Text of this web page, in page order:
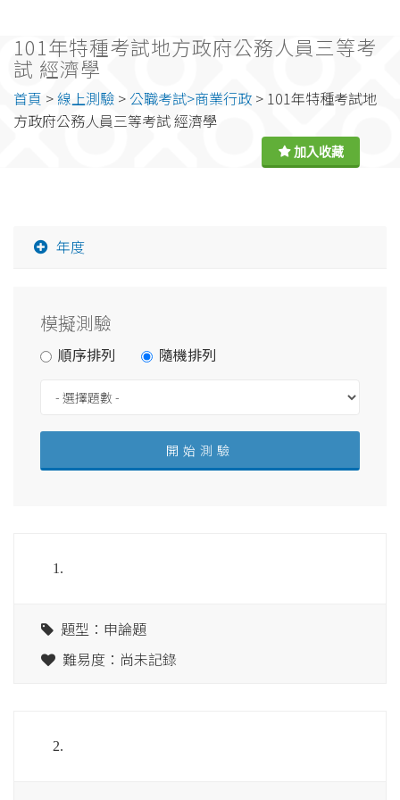
101年特種考試地方政府公務人員三等考
試 經濟學
首頁 >線上測驗 > 公職考試>商業行政 > 101年特種考試地
方政府公務人員三等考試 經濟學
年度
模擬測驗
順序排列 隨機排列
1.
題型：申論題
難易度：尚未記錄
2.